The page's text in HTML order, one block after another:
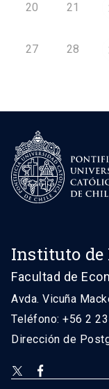
20 21
27 28
Instituto de
Facultad de
Avda. Vicuña
Teléfono: +56 2
Dirección de